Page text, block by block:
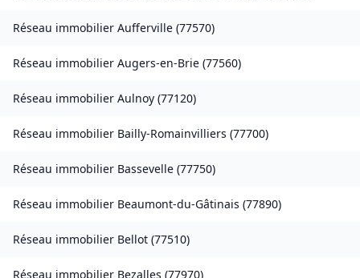
Réseau immobilier Aufferville (77570)
Réseau immobilier Augers-en-Brie (77560)
Réseau immobilier Aulnoy (77120)
Réseau immobilier Bailly-Romainvilliers (77700)
Réseau immobilier Bassevelle (77750)
Réseau immobilier Beaumont-du-Gâtinais (77890)
Réseau immobilier Bellot (77510)
Réseau immobilier Bezalles (77970)